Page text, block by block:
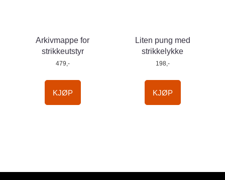
Arkivmappe for
strikkeutstyr
479,-
KJØP
Liten pung med
strikkelykke
198,-
KJØP